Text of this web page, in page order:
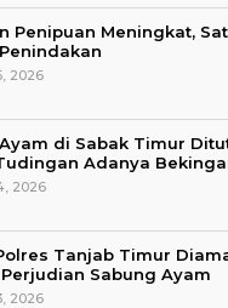
Penipuan Meningkat,
2026
di Sabak Timur
Adanya
2026
Tanjab Timur
Sabung Ayam
2026